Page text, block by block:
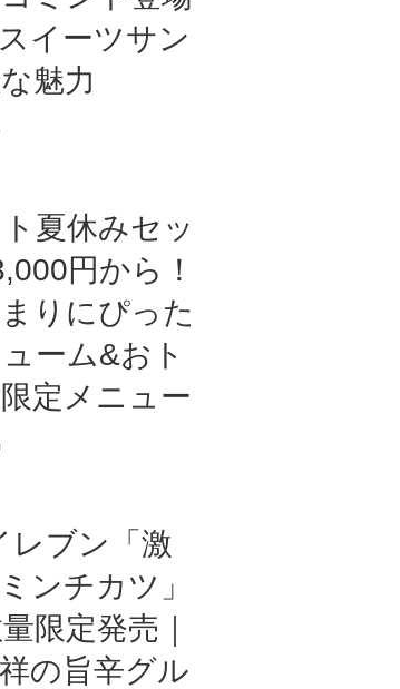
スイーツサン
魅力
夏休みセッ
円から！
りにぴった
ーム&おト
定メニュー
レブン「激
ンチカツ」
限定発売｜
の旨辛グル